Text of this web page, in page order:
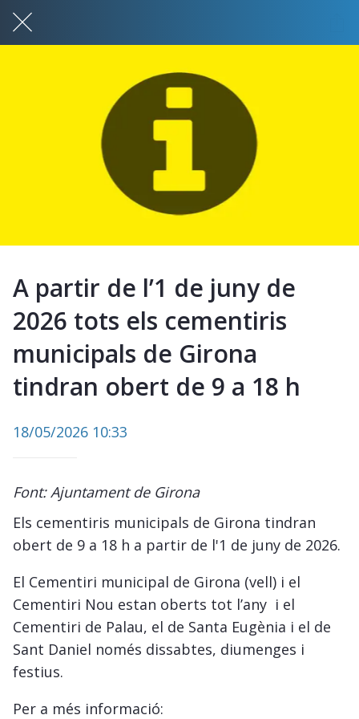
A partir de l’1 de juny de
2026 tots els cementiris
municipals de Girona
tindran obert de 9 a 18 h
18/05/2026 10:33
Font: Ajuntament de Girona
Els cementiris municipals de Girona tindran
obert de 9 a 18 h a partir de l'1 de juny de 2026.
El Cementiri municipal de Girona (vell) i el
Cementiri Nou estan oberts tot l’any i el
Cementiri de Palau, el de Santa Eugènia i el de
Sant Daniel només dissabtes, diumenges i
festius.
Per a més informació: